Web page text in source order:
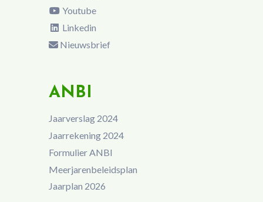
Youtube
Linkedin
Nieuwsbrief
ANBI
Jaarverslag 2024
Jaarrekening 2024
Formulier ANBI
Meerjarenbeleidsplan
Jaarplan 2026